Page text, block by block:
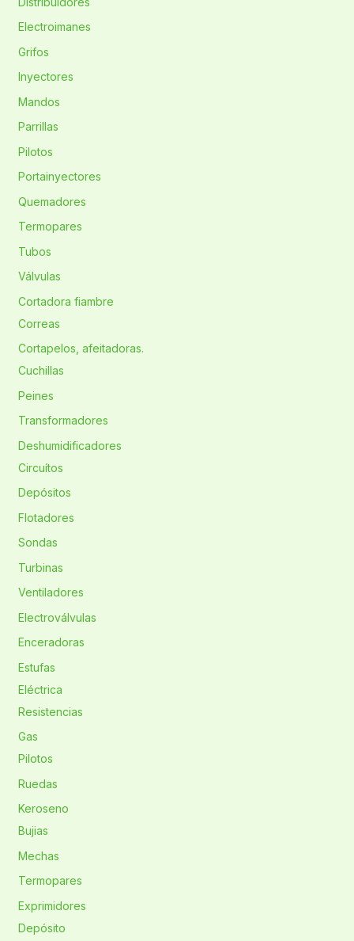
Electroimanes
Grifos
Inyectores
Mandos
Parrillas
Pilotos
Portainyectores
Quemadores
Termopares
Tubos
Válvulas
Cortadora fiambre
Correas
Cortapelos, afeitadoras.
Cuchillas
Peines
Transformadores
Deshumidificadores
Circuítos
Depósitos
Flotadores
Sondas
Turbinas
Ventiladores
Electroválvulas
Enceradoras
Estufas
Eléctrica
Resistencias
Gas
Pilotos
Ruedas
Keroseno
Bujias
Mechas
Termopares
Exprimidores
Depósito